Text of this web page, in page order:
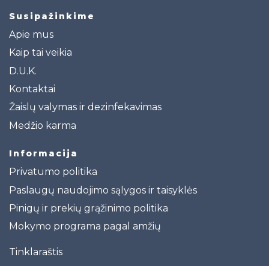
Susipažinkime
Apie mus
Kaip tai veikia
D.U.K.
Kontaktai
Žaislų valymas ir dezinfekavimas
Medžio karma
Informacija
Privatumo politika
Paslaugų naudojimo sąlygos ir taisyklės
Pinigų ir prekių grąžinimo politika
Mokymo programa pagal amžių
Tinklaraštis